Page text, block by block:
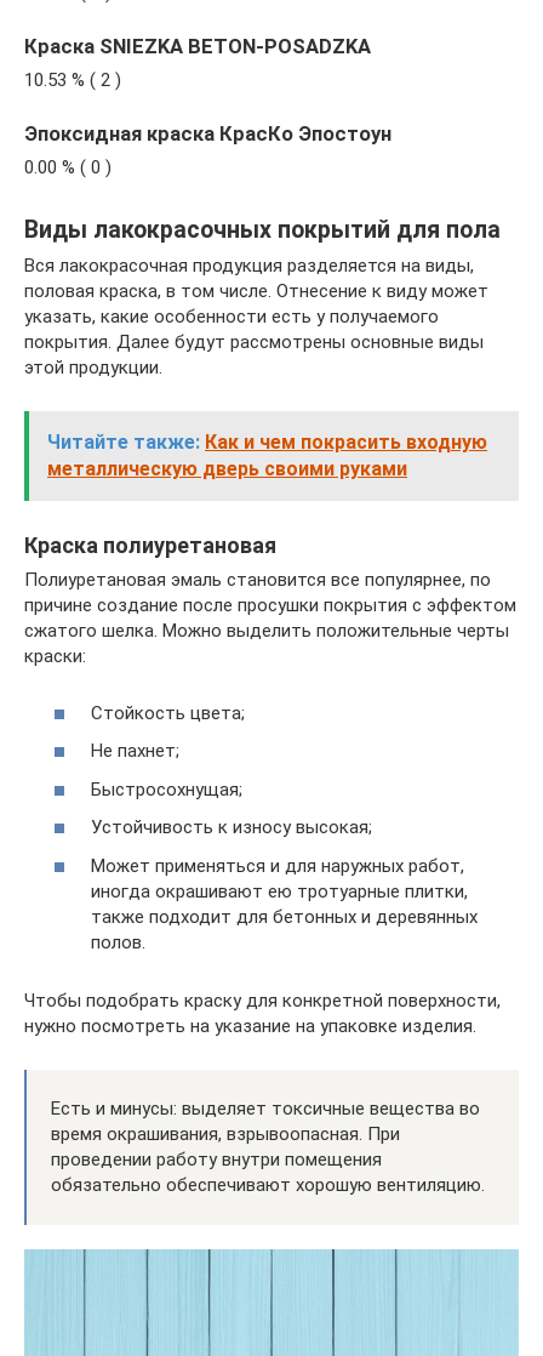
Краска SNIEZKA BETON-POSADZKA
10.53 % ( 2 )
Эпоксидная краска КрасКо Эпостоун
0.00 % ( 0 )
Виды лакокрасочных покрытий для пола
Вся лакокрасочная продукция разделяется на виды,
половая краска, в том числе. Отнесение к виду может
указать, какие особенности есть у получаемого
покрытия. Далее будут рассмотрены основные виды
этой продукции.
Читайте также: Как и чем покрасить входную
металлическую дверь своими руками
Краска полиуретановая
Полиуретановая эмаль становится все популярнее, по
причине создание после просушки покрытия с эффектом
сжатого шелка. Можно выделить положительные черты
краски:
Стойкость цвета;
Не пахнет;
Быстросохнущая;
Устойчивость к износу высокая;
Может применяться и для наружных работ,
иногда окрашивают ею тротуарные плитки,
также подходит для бетонных и деревянных
полов.
Чтобы подобрать краску для конкретной поверхности,
нужно посмотреть на указание на упаковке изделия.
Есть и минусы: выделяет токсичные вещества во
время окрашивания, взрывоопасная. При
проведении работу внутри помещения
обязательно обеспечивают хорошую вентиляцию.